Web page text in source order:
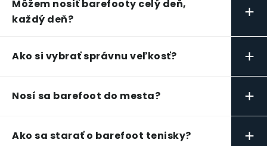
Môžem nosiť barefooty celý deň,
každý deň?
+
Ako si vybrať správnu veľkosť? +
Nosí sa barefoot do mesta? +
Ako sa starať o barefoot tenisky? +